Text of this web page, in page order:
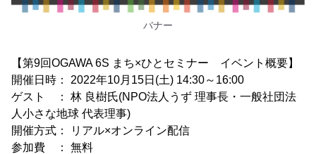
バナー
【第9回OGAWA 6S まち×ひとセミナー イベント概要】
開催日時： 2022年10月15日(土) 14:30～16:00
ゲスト ： 林 良樹氏(NPO法人うず 理事長・一般社団法
人小さな地球 代表理事)
開催方式： リアル×オンライン配信
参加費 ： 無料